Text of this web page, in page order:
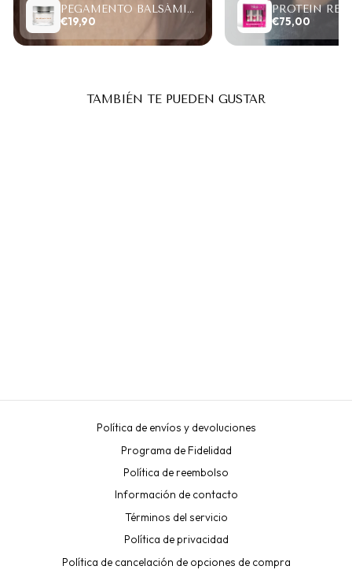
PEGAMENTO BALSÁMICO CLEAR LASH 15ML
€19,90 €75,00
TAMBIÉN TE PUEDEN GUSTAR
Política de envíos y devoluciones
Programa de Fidelidad
Política de reembolso
Información de contacto
Términos del servicio
Política de privacidad
Política de cancelación de opciones de compra